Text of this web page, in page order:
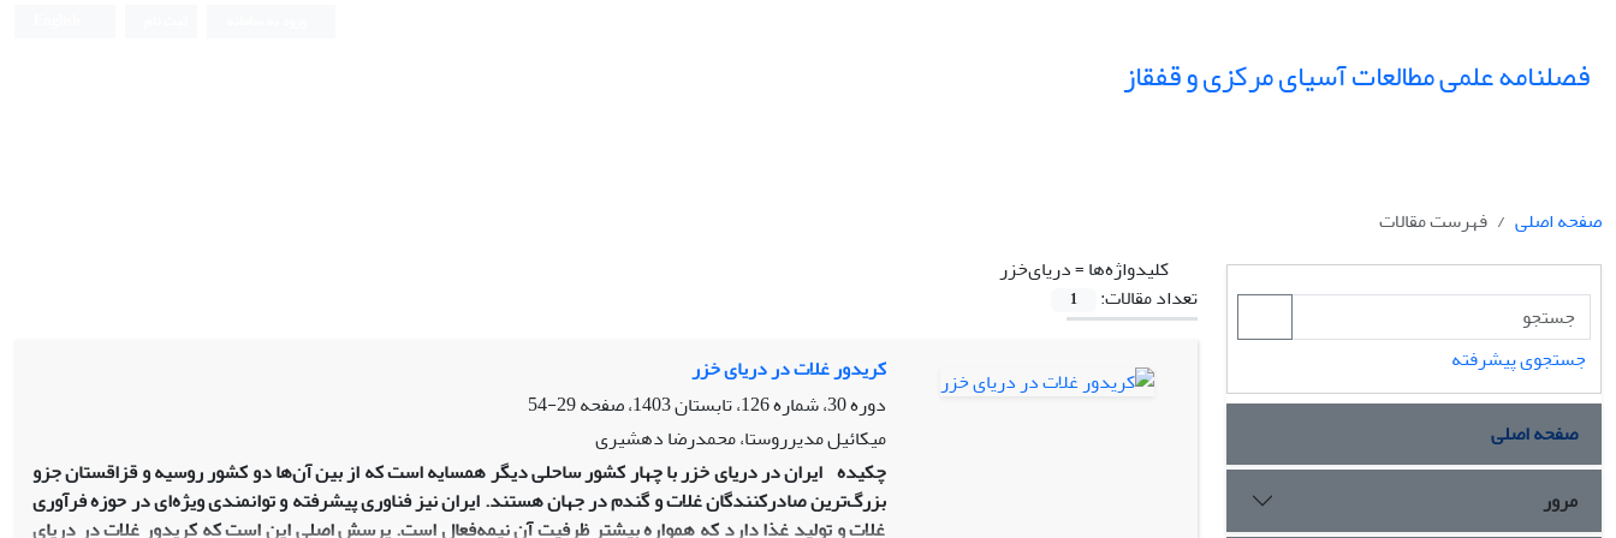
فصلنامه علمی مطالعات آسیای مرکزی و قفقاز
صفحه اصلی
فهرست مقالات
کلیدواژه‌ها =دریای‌خزر
تعداد مقالات:
1
کریدور غلات در دریای خزر
دوره 30، شماره 126، تابستان 1403، صفحه
29-54
میکائیل مدیرروستا، محمدرضا دهشیری
چکیده ایران در دریای خزر با چهار کشور ساحلی دیگر همسایه است که از بین آن‌ها دو کشور روسیه و قزاقستان جزو
بزرگ‌ترین صادرکنندگان غلات و گندم در جهان هستند. ایران نیز فناوری پیشرفته و توانمندی ویژه‌ای در حوزه فرآوری
غلات و تولید غذا دارد که همواره بیشتر ظرفیت آن نیمه‌فعال است. پرسش اصلی این است که کریدور غلات در دریای
جستجوی پیشرفته
صفحه اصلی
مرور